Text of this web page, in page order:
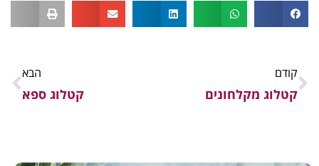
קודם
קטלוג מקלחונים
הבא
קטלוג ספא